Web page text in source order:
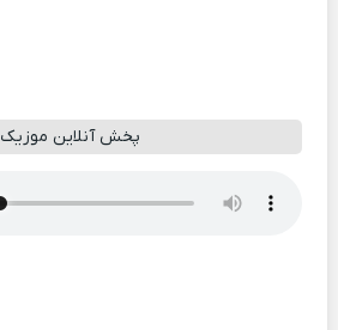
پخش آنلاین موزیک